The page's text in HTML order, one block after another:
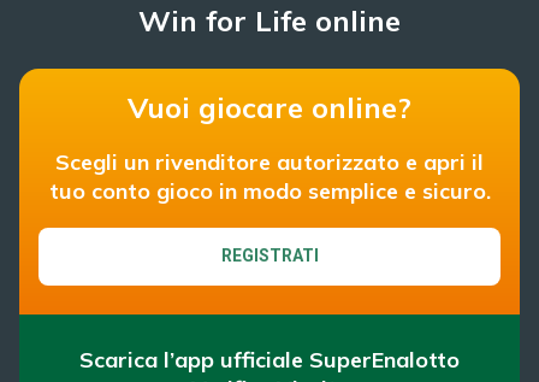
Win for Life online
Vuoi giocare online?
Scegli un rivenditore autorizzato e apri il
tuo conto gioco in modo semplice e sicuro.
REGISTRATI
Scarica l’app ufficiale SuperEnalotto